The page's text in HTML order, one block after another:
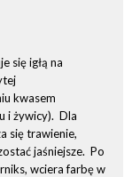
się igłą na
kwasem
i żywicy). Dla
się trawienie,
jaśniejsze. Po
wciera farbę w